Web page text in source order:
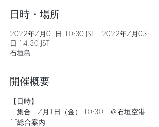
日時・場所
2022年7月01日 10:30 JST – 2022年7月03
日 14:30 JST
石垣島
開催概要
【日時】
集合　7月1日（金） 10:30　＠石垣空港
1F総合案内